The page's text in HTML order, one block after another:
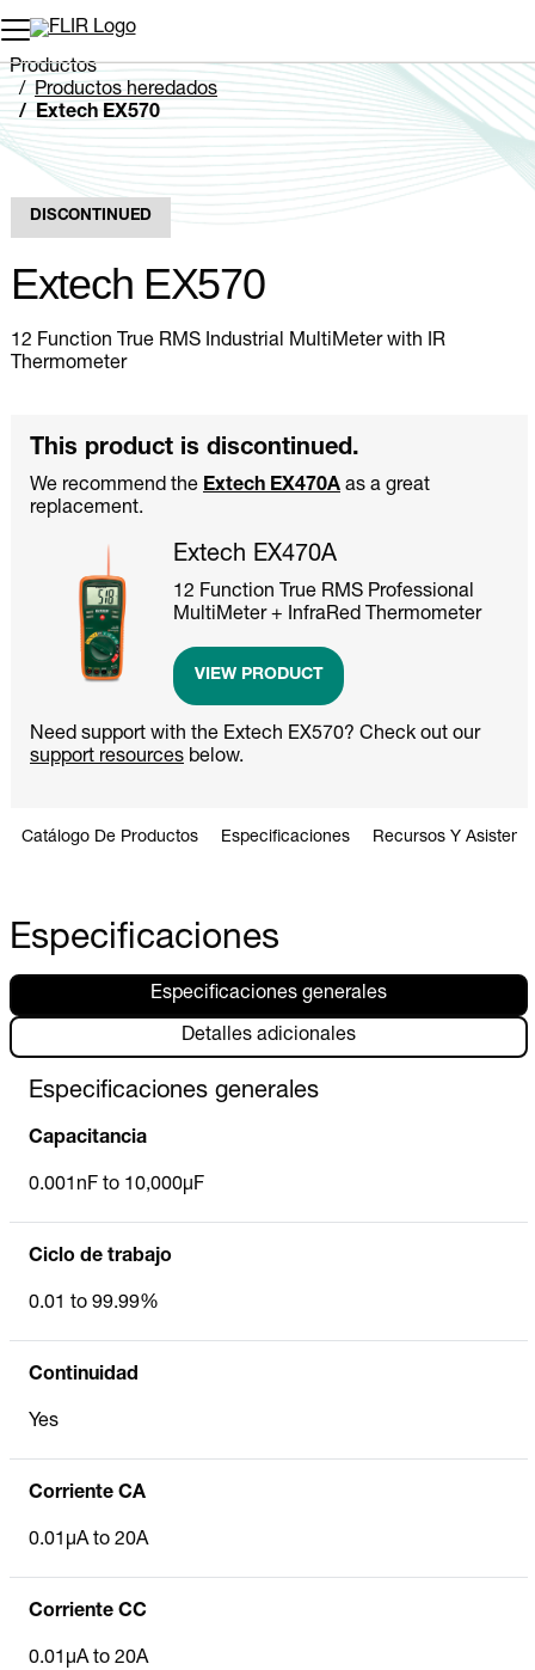
Productos
Productos heredados
Extech EX570
DISCONTINUED
Extech EX570
12 Function True RMS Industrial MultiMeter with IR
Thermometer
This product is discontinued.
We recommend the Extech EX470A as a great
replacement.
Extech EX470A
12 Function True RMS Professional
MultiMeter + InfraRed Thermometer
VIEW PRODUCT
Need support with the Extech EX570? Check out our
support resources below.
Catálogo De Productos Especificaciones Recursos Y
Especificaciones
Especificaciones generales
Detalles adicionales
Especificaciones generales
Capacitancia
0.001nF to 10,000µF
Ciclo de trabajo
0.01 to 99.99%
Continuidad
Yes
Corriente CA
0.01µA to 20A
Corriente CC
0.01µA to 20A